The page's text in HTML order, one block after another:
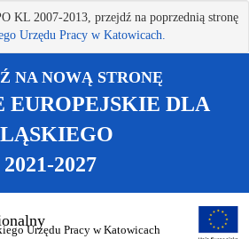
KL 2007-2013, przejdź na poprzednią stronę
Urzędu Pracy w Katowicach.
NA NOWĄ STRONĘ
EUROPEJSKIE DLA
2021-2027
Urzędu Pracy w Katowicach